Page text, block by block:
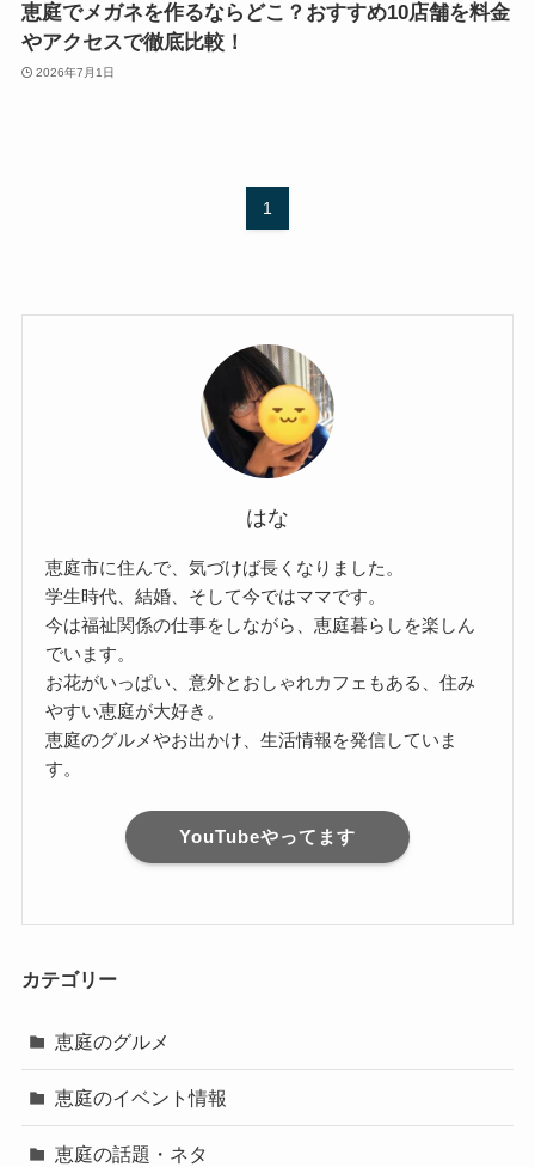
恵庭でメガネを作るならどこ？おすすめ10店舗を料金
やアクセスで徹底比較！
2026年7月1日
1
はな
恵庭市に住んで、気づけば長くなりました。
学生時代、結婚、そして今ではママです。
今は福祉関係の仕事をしながら、恵庭暮らしを楽しん
でいます。
お花がいっぱい、意外とおしゃれカフェもある、住み
やすい恵庭が大好き。
恵庭のグルメやお出かけ、生活情報を発信していま
す。
YouTubeやってます
カテゴリー
恵庭のグルメ
恵庭のイベント情報
恵庭の話題・ネタ